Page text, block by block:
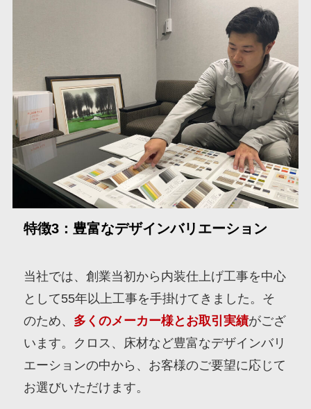
特徴3：豊富なデザインバリエーション
当社では、創業当初から内装仕上げ工事を中心
として55年以上工事を手掛けてきました。そ
のため、 多くのメーカー様とお取引実績がござ
います。クロス、床材など豊富なデザインバリ
エーションの中から、お客様のご要望に応じて
お選びいただけます。